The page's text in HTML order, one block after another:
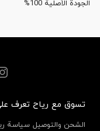
الجودة الأصلية 100%
تسوق مع رياح
الشحن والتوصيل
تعرف
سياسة